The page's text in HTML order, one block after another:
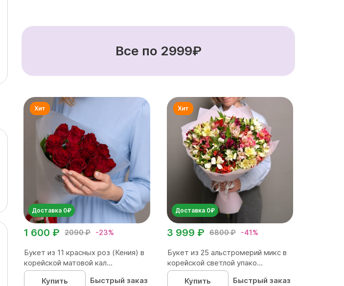
Все по 2999₽
Доставка 0₽
2090 ₽ -23%
1 600 ₽
Букет из 11 красных роз (Кения) в
корейской матовой кал...
Купить
Быстрый заказ
Доставка 0₽
6800 ₽ -41%
3 999 ₽
Букет из 25 альстромерий микс в
корейской светлой упако...
Купить
Быстрый заказ